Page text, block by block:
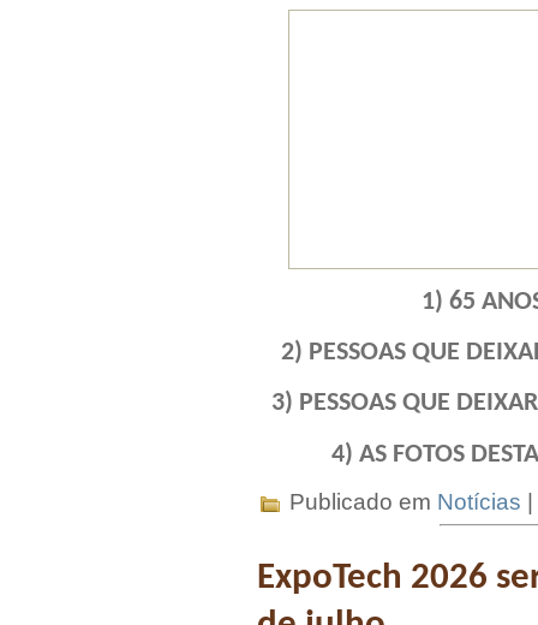
1) 65
2) PESSOAS QUE
3) PESSOAS QUE
4) AS FOTOS
Publicado em Notícias
ExpoTech 2026